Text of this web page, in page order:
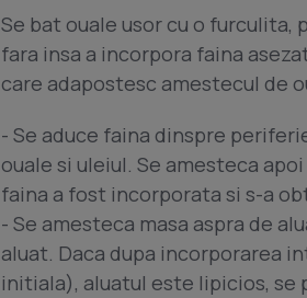
Se bat ouale usor cu o
fara insa a incorpora faina
care adapostesc amestecul de
- Se aduce faina dinspre
ouale si uleiul. Se amesteca
faina a fost incorporata si s-a
- Se amesteca masa aspra de
aluat. Daca dupa incorporarea
initiala), aluatul este lipicios, se